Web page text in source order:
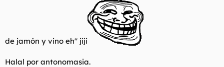
de jamón y vino eh" jiji
Halal por antonomasia.